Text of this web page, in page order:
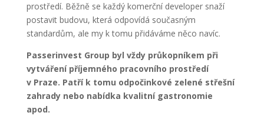
prostředí. Běžně se každý komerční developer snaží
postavit budovu, která odpovídá současným
standardům, ale my k tomu přidáváme něco navíc.
Passerinvest Group byl vždy průkopníkem při
vytváření příjemného pracovního prostředí
v Praze. Patří k tomu odpočinkové zelené střešní
zahrady nebo nabídka kvalitní gastronomie
apod.